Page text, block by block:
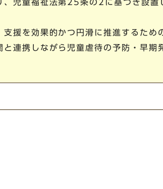
、児童福祉法第25条の2に基づき設置
援を効果的かつ円滑に推進するため
連携しながら児童虐待の予防・早期